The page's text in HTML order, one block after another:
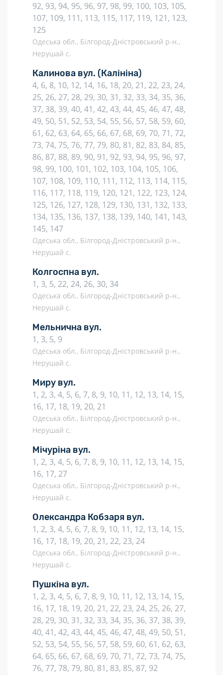
92, 93, 94, 95, 96, 97, 98, 99, 100, 103, 105,
107, 109, 111, 113, 115, 117, 119, 121, 123,
125
Одеська обл., Білгород-Дністровський р-н.,
Нерушай с.
Калинова вул. (Калініна)
4, 6, 8, 10, 12, 14, 16, 18, 20, 21, 22, 23, 24,
25, 26, 27, 28, 29, 30, 31, 32, 33, 34, 35, 36,
37, 38, 39, 40, 41, 42, 43, 44, 45, 46, 47, 48,
49, 50, 51, 52, 53, 54, 55, 56, 57, 58, 59, 60,
61, 62, 63, 64, 65, 66, 67, 68, 69, 70, 71, 72,
73, 74, 75, 76, 77, 79, 80, 81, 82, 83, 84, 85,
86, 87, 88, 89, 90, 91, 92, 93, 94, 95, 96, 97,
98, 99, 100, 101, 102, 103, 104, 105, 106,
107, 108, 109, 110, 111, 112, 113, 114, 115,
116, 117, 118, 119, 120, 121, 122, 123, 124,
125, 126, 127, 128, 129, 130, 131, 132, 133,
134, 135, 136, 137, 138, 139, 140, 141, 143,
145, 147
Одеська обл., Білгород-Дністровський р-н.,
Нерушай с.
Колгоспна вул.
1, 3, 5, 22, 24, 26, 30, 34
Одеська обл., Білгород-Дністровський р-н.,
Нерушай с.
Мельнична вул.
1, 3, 5, 9
Одеська обл., Білгород-Дністровський р-н.,
Нерушай с.
Миру вул.
1, 2, 3, 4, 5, 6, 7, 8, 9, 10, 11, 12, 13, 14, 15,
16, 17, 18, 19, 20, 21
Одеська обл., Білгород-Дністровський р-н.,
Нерушай с.
Мічуріна вул.
1, 2, 3, 4, 5, 6, 7, 8, 9, 10, 11, 12, 13, 14, 15,
16, 17, 27
Одеська обл., Білгород-Дністровський р-н.,
Нерушай с.
Олександра Кобзаря вул.
1, 2, 3, 4, 5, 6, 7, 8, 9, 10, 11, 12, 13, 14, 15,
16, 17, 18, 19, 20, 21, 22, 23, 24
Одеська обл., Білгород-Дністровський р-н.,
Нерушай с.
Пушкіна вул.
1, 2, 3, 4, 5, 6, 7, 8, 9, 10, 11, 12, 13, 14, 15,
16, 17, 18, 19, 20, 21, 22, 23, 24, 25, 26, 27,
28, 29, 30, 31, 32, 33, 34, 35, 36, 37, 38, 39,
40, 41, 42, 43, 44, 45, 46, 47, 48, 49, 50, 51,
52, 53, 54, 55, 56, 57, 58, 59, 60, 61, 62, 63,
64, 65, 66, 67, 68, 69, 70, 71, 72, 73, 74, 75,
76, 77, 78, 79, 80, 81, 83, 85, 87, 92